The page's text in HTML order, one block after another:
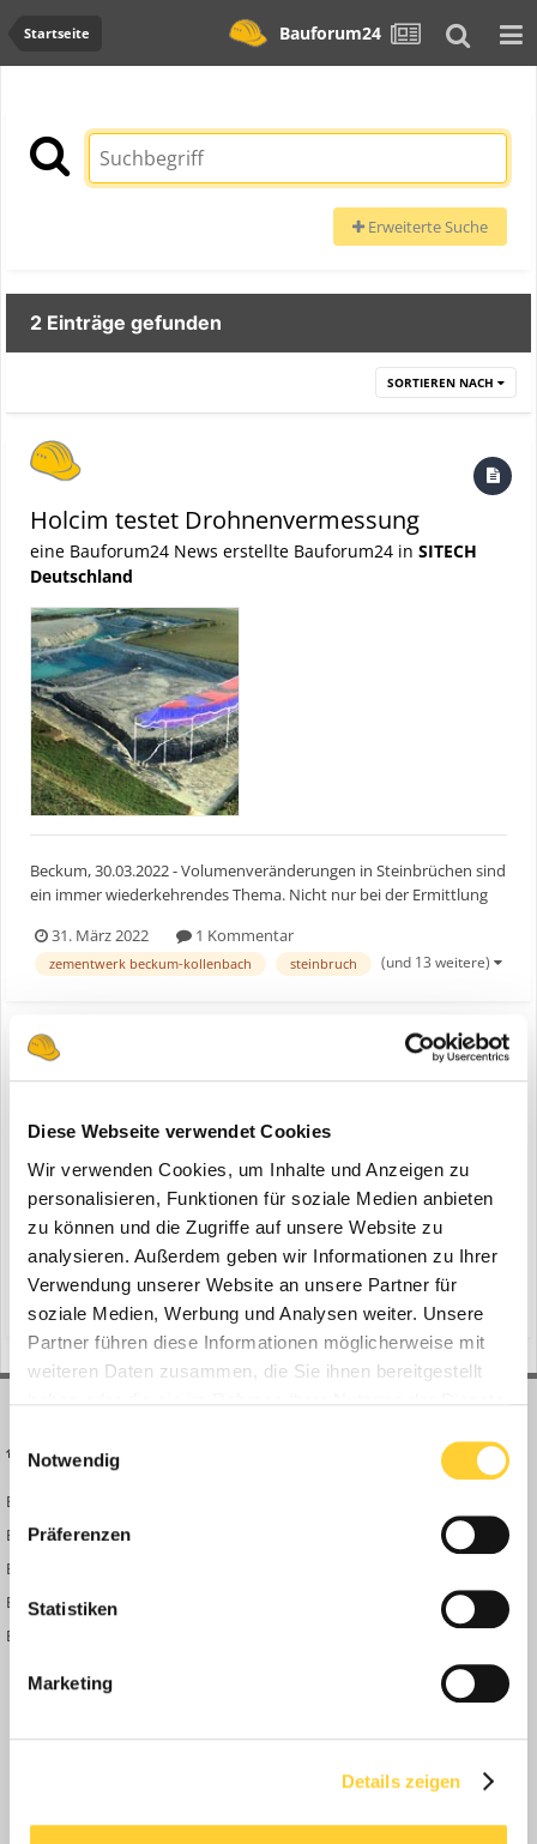
Diese Webseite verwendet Cookies
Wir verwenden Cookies, um Inhalte und Anzeigen zu
personalisieren, Funktionen für soziale Medien anbieten
zu können und die Zugriffe auf unsere Website zu
analysieren. Außerdem geben wir Informationen zu Ihrer
Verwendung unserer Website an unsere Partner für
soziale Medien, Werbung und Analysen weiter. Unsere
Partner führen diese Informationen möglicherweise mit
weiteren Daten zusammen, die Sie ihnen bereitgestellt
Notwendig
Präferenzen
Statistiken
Marketing
Details zeigen
Startseite Bauforum24
Erweiterte Suche
2 Einträge gefunden
SORTIEREN NACH
Holcim testet Drohnenvermessung
eine Bauforum24 News erstellte Bauforum24 in SITECH
Deutschland
Beckum, 30.03.2022 - Volumenveränderungen in Steinbrüchen sind
ein immer wiederkehrendes Thema. Nicht nur bei der Ermittlung
der Steinbruchwand. Mittels Trimble Stratus kann Holcim diese
Berechnungen nun in kurzer Zeit selbst durchführen....
31. März 2022 1 Kommentar
zementwerk beckum-kollenbach steinbruch (und 13 weitere)
ein Thema erstellte Bauforum24 inNews aus der
Baumaschinen Industrie
Beckum, 30.03.2022 - Volumenveränderungen in Steinbrüchen sind
ein immer wiederkehrendes Thema. Nicht nur bei der Ermittlung
von Haldenvolumen, sondern auch beim Rohstoffvorkommen in
der Steinbruchwand. Mittels Trimble Stratus kann Holcim diese
Berechnungen nun in kurzer Zeit selbst durchführen....
31. März 2022 1 Antwort
(und 13 weitere)
BAUFORUM24
Bauforum24 News
Bauforum24 TV
BF24 Mediathek
BF24 Fotostrecken
Bauforum Shop
FAQ
Community Regeln